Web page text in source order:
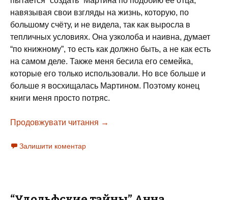
навязывая свои взгляды на жизнь, которую, по
большому счёту, и не видела, так как выросла в
тепличных условиях. Она узколоба и наивна, думает
“по книжному”, то есть как должно быть, а не как есть
на самом деле. Также меня бесила его семейка,
которые его только использовали. Но все больше и
больше я восхищалась Мартином. Поэтому конец
книги меня просто потряс.
Продовжувати читання “Мартин Иден” Джек Лондон,
→
Залишити коментар